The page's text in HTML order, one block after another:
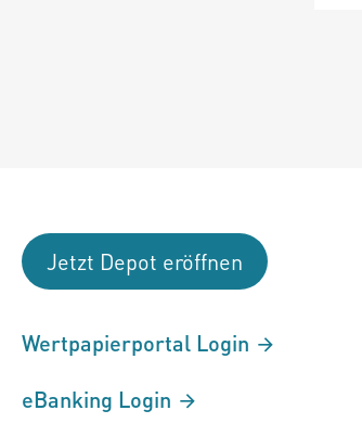
Jetzt Depot eröffnen
Wertpapierportal Login
eBanking Login